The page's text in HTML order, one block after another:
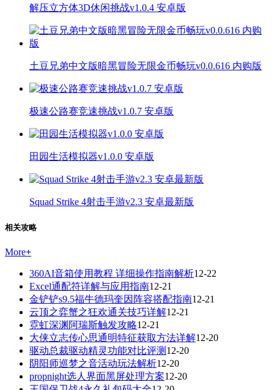
解压立方体3D休闲挑战v1.0.4 安卓版
土豆兄弟中文版暗黑冒险无限金币畅玩v0.0.616 内购版
极速公路赛竞速挑战v1.0.7 安卓版
田园生活模拟器v1.0.0 安卓版
Squad Strike 4射击手游v2.3 安卓最新版
相关攻略
More+
360AI音箱使用教程 详细操作指南解析12-22
Excel通配符详解与应用指南12-21
金铲铲s9.5福牛德玛奎因阵容搭配指南12-21
云顶之弈蟹之狂欢通关技巧详解12-21
霓虹深渊阿瑞斯触发攻略12-21
大侠立志传心思通明特征获取方法详解12-20
驱动总裁驱动精灵功能对比评测 12-20
阴阳师巡梦之音活动玩法解析12-20
propnight选人界面黑屏处理方案12-20